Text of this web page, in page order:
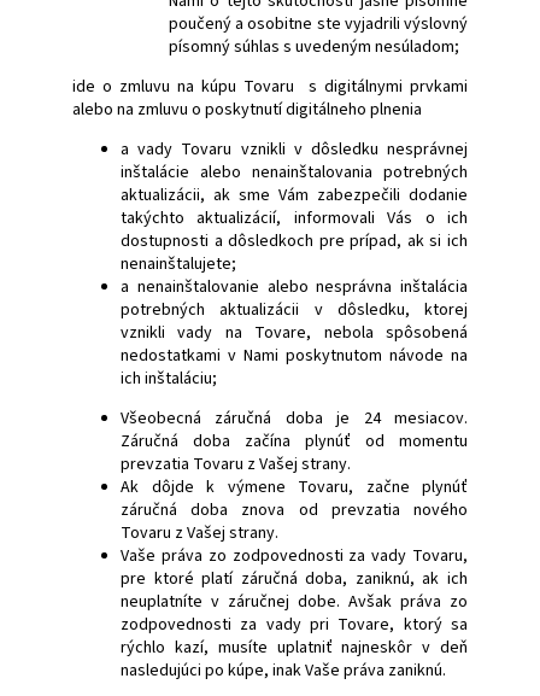
poučený a osobitne ste vyjadrili výslovný
písomný súhlas s uvedeným nesúladom;
ide o zmluvu na kúpu Tovaru s digitálnymi prvkami
alebo na zmluvu o poskytnutí digitálneho plnenia
a vady Tovaru vznikli v dôsledku nesprávnej
inštalácie alebo nenainštalovania potrebných
aktualizácii, ak sme Vám zabezpečili dodanie
takýchto aktualizácií, informovali Vás o ich
dostupnosti a dôsledkoch pre prípad, ak si ich
nenainštalujete;
a nenainštalovanie alebo nesprávna inštalácia
potrebných aktualizácii v dôsledku, ktorej
vznikli vady na Tovare, nebola spôsobená
nedostatkami v Nami poskytnutom návode na
ich inštaláciu;
Všeobecná záručná doba je 24 mesiacov.
Záručná doba začína plynúť od momentu
prevzatia Tovaru z Vašej strany.
Ak dôjde k výmene Tovaru, začne plynúť
záručná doba znova od prevzatia nového
Tovaru z Vašej strany.
Vaše práva zo zodpovednosti za vady Tovaru,
pre ktoré platí záručná doba, zaniknú, ak ich
neuplatníte v záručnej dobe. Avšak práva zo
zodpovednosti za vady pri Tovare, ktorý sa
rýchlo kazí, musíte uplatniť najneskôr v deň
nasledujúci po kúpe, inak Vaše práva zaniknú.